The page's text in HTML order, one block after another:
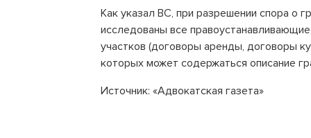
Как указал ВС, при разрешении спора о
исследованы все
участков (договоры аренды, договоры
которых может содержаться описание
Источник: «Адвокатская газета»